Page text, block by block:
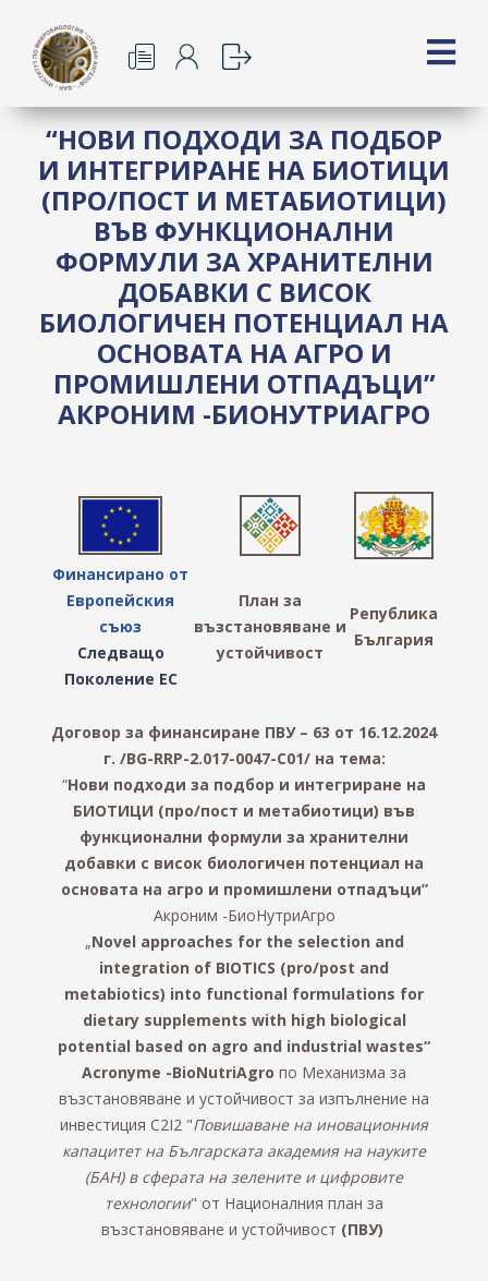
“НОВИ ПОДХОДИ ЗА ПОДБОР
И ИНТЕГРИРАНЕ НА БИОТИЦИ
(ПРО/ПОСТ И МЕТАБИОТИЦИ)
ВЪВ ФУНКЦИОНАЛНИ
ФОРМУЛИ ЗА ХРАНИТЕЛНИ
ДОБАВКИ С ВИСОК
БИОЛОГИЧЕН ПОТЕНЦИАЛ НА
ОСНОВАТА НА АГРО И
ПРОМИШЛЕНИ ОТПАДЪЦИ”
АКРОНИМ -БИОНУТРИАГРО
Финансирано от
Европейския
съюз
Следващо
Поколение ЕС
План за
възстановяване и
устойчивост
Република
България
Договор за финансиране ПВУ – 63 от 16.12.2024
г. /BG-RRP-2.017-0047-C01/ на тема:
“Нови подходи за подбор и интегриране на
БИОТИЦИ (про/пост и метабиотици) във
функционални формули за хранителни
добавки с висок биологичен потенциал на
основата на агро и промишлени отпадъци”
Акроним -БиоНутриАгро
„Novel approaches for the selection and
integration of BIOTICS (pro/post and
metabiotics) into functional formulations for
dietary supplements with high biological
potential based on agro and industrial wastes“
Acronyme -BioNutriAgro по Механизма за
възстановяване и устойчивост за изпълнение на
инвестиция C2I2 "Повишаване на иновационния
капацитет на Българската академия на науките
(БАН) в сферата на зелените и цифровите
технологии" от Националния план за
възстановяване и устойчивост (ПВУ)